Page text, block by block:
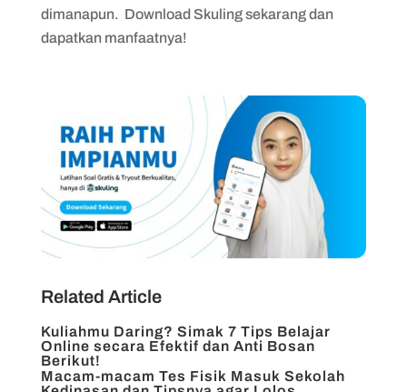
dimanapun. Download Skuling sekarang dan
dapatkan manfaatnya!
Related Article
Kuliahmu Daring? Simak 7 Tips Belajar
Online secara Efektif dan Anti Bosan
Berikut!
Macam-macam Tes Fisik Masuk Sekolah